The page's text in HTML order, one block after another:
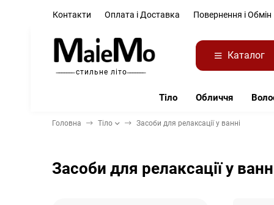
Контакти Оплата і Доставка Повернення і Обмін
̶ ̶ ̶ ̶ ̶ ̶ ̶ стильне літо ̶ ̶ ̶ ̶ ̶ ̶ ̶
Каталог
Обличчя
Тіло
Головна Тіло Засоби для релаксації у ванні
Засоби для релаксації у